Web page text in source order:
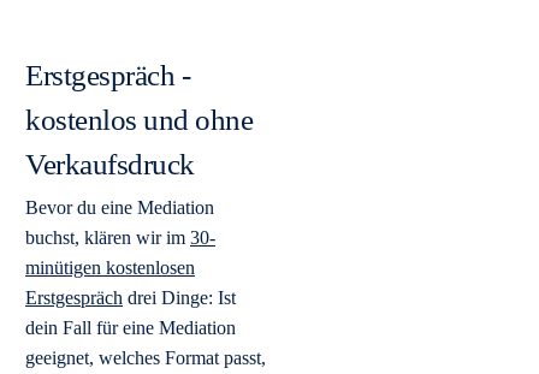
Erstgespräch -
kostenlos und ohne
Verkaufsdruck
Bevor du eine Mediation
buchst, klären wir im 30-
minütigen kostenlosen
Erstgespräch drei Dinge: Ist
dein Fall für eine Mediation
geeignet, welches Format passt,